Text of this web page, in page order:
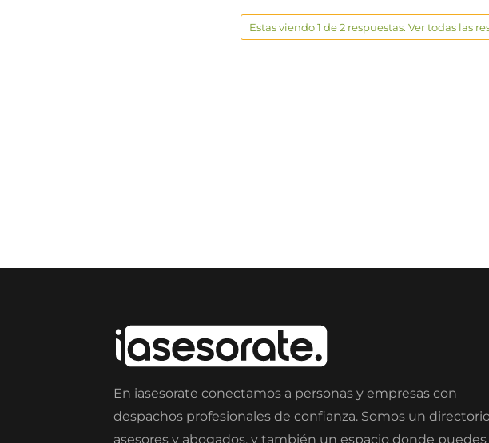
Estas viendo 1 de 2 respuestas. Ver todas las
En iasesorate conectamos a personas y empresas con
despachos profesionales de confianza. Somos un
asesores y abogados, y también un espacio donde puedes